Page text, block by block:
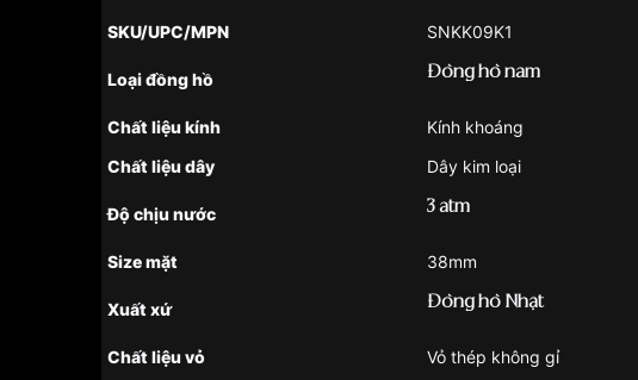
SKU/UPC/MPN SNKK09K1
Loại đồng hồ Đồng hồ nam
Chất liệu kính
Kính khoáng
Chất liệu dây
Dây kim loại
Độ chịu nước 3 atm
Size mặt 38mm
Xuất xứ Đồng hồ Nhật
Chất liệu vỏ Vỏ thép không gỉ